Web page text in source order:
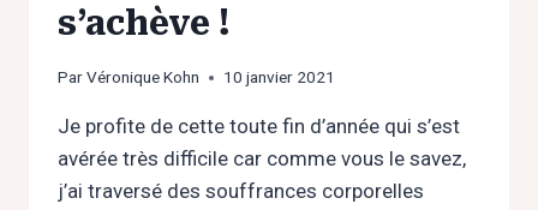
s’achève !
ParVéronique Kohn 10 janvier 2021
Je profite de cette toute fin d’année qui s’est
avérée très difficile car comme vous le savez,
j’ai traversé des souffrances corporelles